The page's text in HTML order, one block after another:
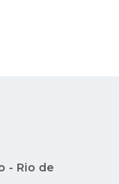
- Rio de